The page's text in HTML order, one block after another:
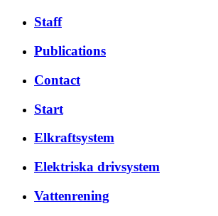
Staff
Publications
Contact
Start
Elkraftsystem
Elektriska drivsystem
Vattenrening